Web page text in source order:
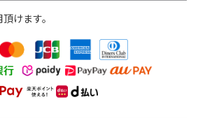
けます。